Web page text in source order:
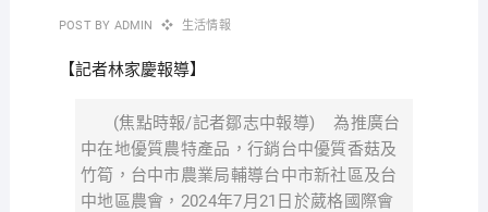
POST BY ADMIN 生活情報
【記者林家慶報導】
(焦點時報/記者鄒志中報導) 為推廣台
中在地優質農特產品，行銷台中優質香菇及
竹筍，台中市農業局輔導台中市新社區及台
中地區農會，2024年7月21日於葳格國際會